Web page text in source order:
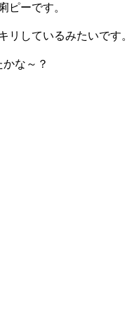
ピーです。
リしているみたいです。
な～？